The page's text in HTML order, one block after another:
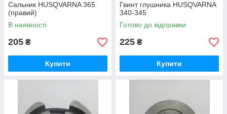
Сальник HUSQVARNA 365
(правий)
В наявності
205 ₴
Купити
Гвинт глушника HUSQVARNA
340-345
Готово до відправки
225 ₴
Купити